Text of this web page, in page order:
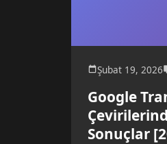
Şubat 19, 2026
Google
Sonuçlar